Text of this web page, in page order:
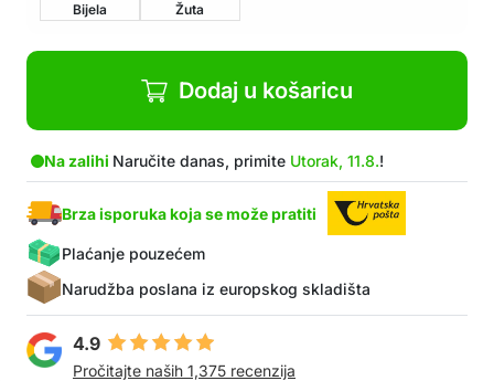
Bijela Žuta
Dodaj u košaricu
Na zalihi Naručite danas, primite Utorak, 11.8.!
Brza isporuka koja se može pratiti
Plaćanje pouzećem
Narudžba poslana iz europskog skladišta
4.9
Pročitajte naših 1,375 recenzija